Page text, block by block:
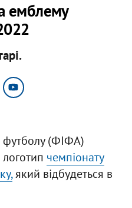
емблему
(ФІФА)
чемпіонату
який відбудеться в